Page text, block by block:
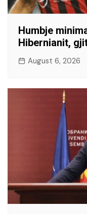
Humbje
Hibernianit,
August 6, 2026